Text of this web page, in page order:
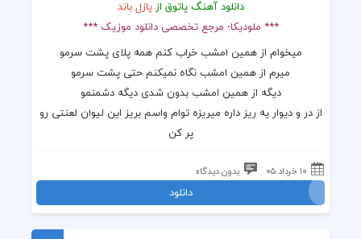
دانلود آهنگ پاتوق ازپازل باند
*** ملودیکا؛ مرجع تخصصی دانلود موزیک ***
میخوام از همین امشب خراب کنم همه پلای پشت سرمو
میرم از همین امشب نگاه نمیکنم حتی پشت سرمو
دیگه از همین امشب بدون شدی دیگه دشمنمو
از در و دیوار یه ریز داره میریزه توام واسم بریز این لیوان لعنتی رو
پر کن
۱۰ خرداد ۰۵ بدون دیدگاه
دانلود